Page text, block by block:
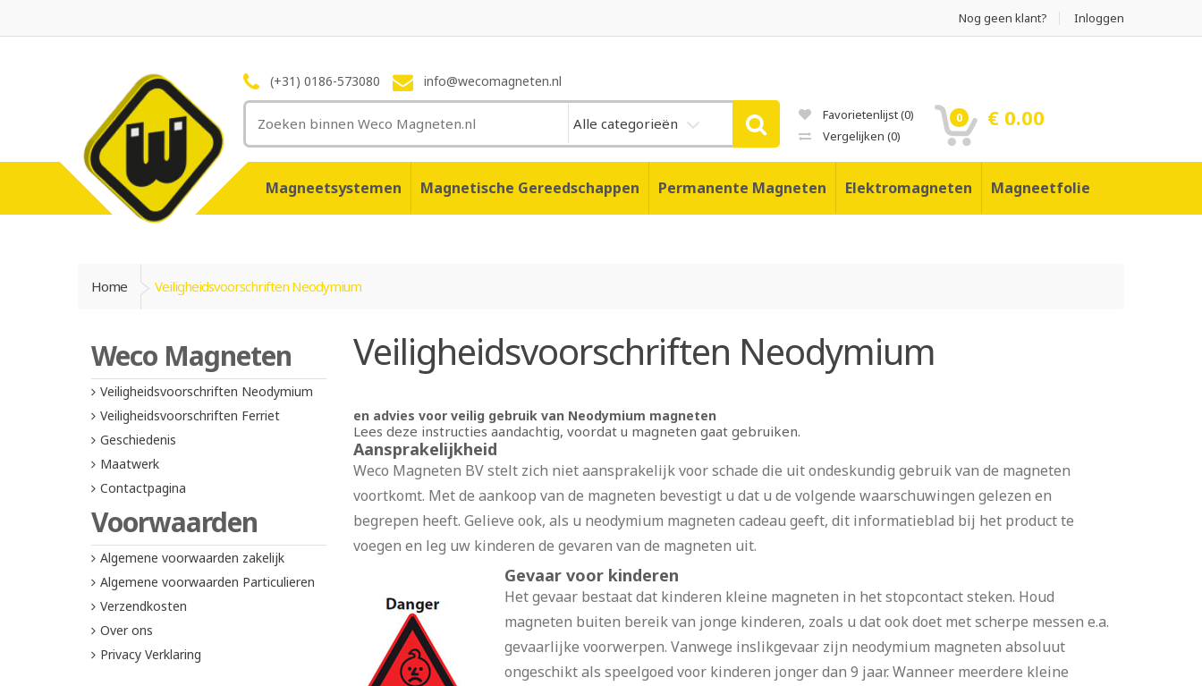
Nog geen klant? Inloggen
(+31) 0186-573080 info@wecomagneten.nl
Alle categorieën Favorietenlijst(0)
Vergelijken (0)
0 € 0.00
Magneetsystemen Magnetische Gereedschappen Permanente Magneten Elektromagneten Magneetfolie
Home Veiligheidsvoorschriften Neodymium
Weco Magneten
Veiligheidsvoorschriften Neodymium
Veiligheidsvoorschriften Ferriet
Geschiedenis
Maatwerk
Contactpagina
Voorwaarden
Algemene voorwaarden zakelijk
Algemene voorwaarden Particulieren
Verzendkosten
Over ons
Privacy Verklaring
Veiligheidsvoorschriften Neodymium
en advies voor veilig gebruik van Neodymium magneten
Lees deze instructies aandachtig, voordat u magneten gaat gebruiken.
Aansprakelijkheid
Weco Magneten BV stelt zich niet aansprakelijk voor schade die uit ondeskundig gebruik van de magneten
voortkomt. Met de aankoop van de magneten bevestigt u dat u de volgende waarschuwingen gelezen en
begrepen heeft. Gelieve ook, als u neodymium magneten cadeau geeft, dit informatieblad bij het product te
voegen en leg uw kinderen de gevaren van de magneten uit.
Gevaar voor kinderen
Het gevaar bestaat dat kinderen kleine magneten in het stopcontact steken. Houd
magneten buiten bereik van jonge kinderen, zoals u dat ook doet met scherpe messen e.a.
gevaarlijke voorwerpen. Vanwege inslikgevaar zijn neodymium magneten absoluut
ongeschikt als speelgoed voor kinderen jonger dan 9 jaar. Wanneer meerdere kleine